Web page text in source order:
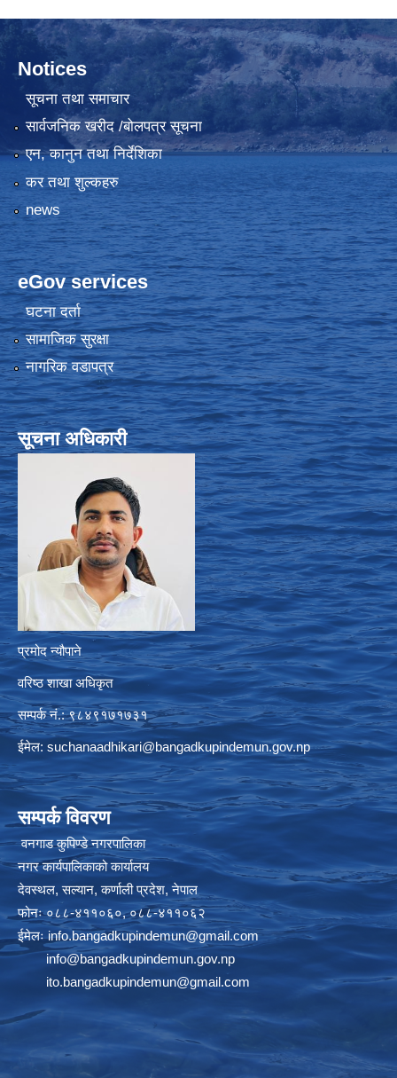
Notices
सूचना तथा समाचार
सार्वजनिक खरीद /बोलपत्र सूचना
एन, कानुन तथा निर्देशिका
कर तथा शुल्कहरु
news
eGov services
घटना दर्ता
सामाजिक सुरक्षा
नागरिक वडापत्र
सूचना अधिकारी
प्रमोद न्यौपाने
वरिष्ठ शाखा अधिकृत
सम्पर्क नं.: ९८४९१७१७३१
ईमेल: suchanaadhikari@bangadkupindemun.gov.np
सम्पर्क विवरण
वनगाड कुपिण्डे नगरपालिका
नगर कार्यपालिकाको कार्यालय
देवस्थल, सल्यान, कर्णाली प्रदेश, नेपाल
फोनः ०८८-४११०६०, ०८८-४११०६२
ईमेलःinfo.bangadkupindemun@gmail.com
info@bangadkupindemun.gov.np
ito.bangadkupindemun@gmail.com